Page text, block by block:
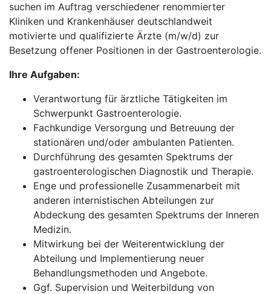
suchen im Auftrag verschiedener renommierter
Kliniken und Krankenhäuser deutschlandweit
motivierte und qualifizierte Ärzte (m/w/d) zur
Besetzung offener Positionen in der Gastroenterologie.
Ihre Aufgaben:
Verantwortung für ärztliche Tätigkeiten im
Schwerpunkt Gastroenterologie.
Fachkundige Versorgung und Betreuung der
stationären und/oder ambulanten Patienten.
Durchführung des gesamten Spektrums der
gastroenterologischen Diagnostik und Therapie.
Enge und professionelle Zusammenarbeit mit
anderen internistischen Abteilungen zur
Abdeckung des gesamten Spektrums der Inneren
Medizin.
Mitwirkung bei der Weiterentwicklung der
Abteilung und Implementierung neuer
Behandlungsmethoden und Angebote.
Ggf. Supervision und Weiterbildung von